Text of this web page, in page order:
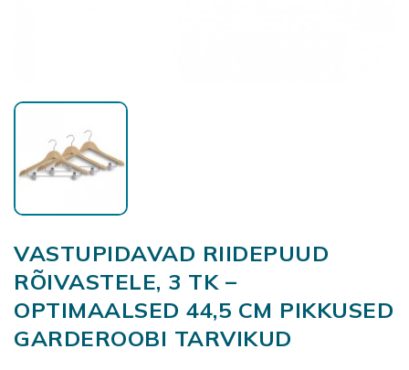
VASTUPIDAVAD RIIDEPUUD
RÕIVASTELE, 3 TK –
OPTIMAALSED 44,5 CM PIKKUSED
GARDEROOBI TARVIKUD